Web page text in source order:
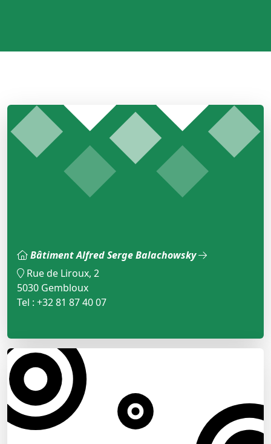
Bâtiment Alfred Serge Balachowsky
Rue de Liroux, 2
5030 Gembloux
Tel : +32 81 87 40 07